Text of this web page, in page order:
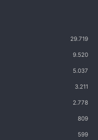
29.719
9.520
5.037
3.211
2.778
809
599